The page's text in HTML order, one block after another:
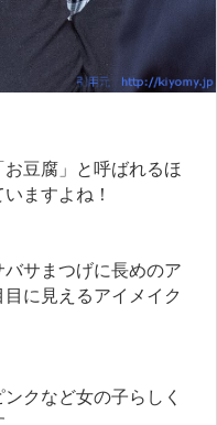
豆腐」と呼ばれるほ
ますよね！
サまつげに長めのア
に見えるアイメイク
クなど女の子らしく